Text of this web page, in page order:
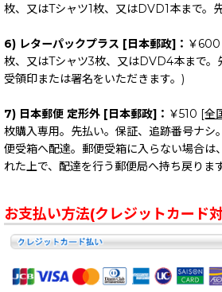
枚、又はTシャツ1枚、又はDVD1本まで。
6) レターパックプラス [日本郵政]： ￥600
枚、又はTシャツ3枚、又はDVD4本まで。
受領印または署名をいただきます。)
7) 日本郵便 定形外 [日本郵政]： ￥510 [全
枚購入専用。先払い。保証、追跡番号ナシ
便受箱へ配達。郵便受箱に入らない場合は
れた上で、配達を行う郵便局へ持ち戻りま
お支払い方法(クレジットカード